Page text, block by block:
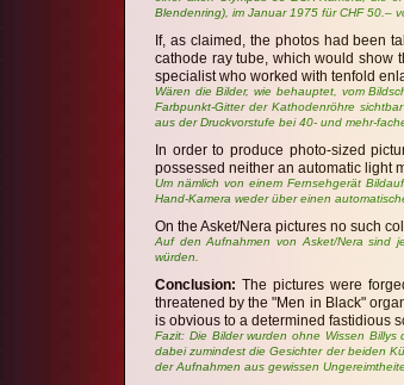
Blendenring), im Januar 1975 für CHF 50.–
If, as claimed, the photos had been
cathode ray tube, which would show
specialist who worked with tenfold
Wären die Bilder, wie behauptet, vom
Farbpunkt-Gitter der Kathodenröhre
aus der Druckvorstufe bei 40- und mehr-
In order to produce photo-sized
possessed neither an automatic light
Um nämlich von einem Fernsehgerät
Hand-Kamera weder über einen
On the Asket/Nera pictures no such
Auf den Aufnahmen von Asket/Nera sind
würden.
Conclusion: The pictures were
threatened by the "Men in Black"
is obvious to a determined fastidious
Fazit: Die Bilder wurden ohne Wissen
dabei zumindest die Gesichter der beiden
der Aufnahmen aus gewissen